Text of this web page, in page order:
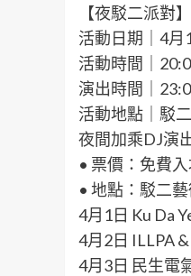
【夜駁二派對】
活動日期｜4月
活動時間｜
演出時間｜
活動地點｜駁
夜間加乘DJ演
• 票價：免費
• 地點：駁二
4月1日 Ku Da
4月2日 ILLPA
4月3日 民生電